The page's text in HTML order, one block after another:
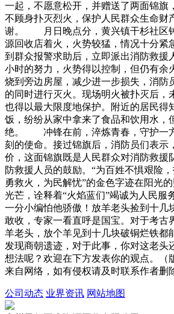
一起，不愿意松开，并赠送了两面锦旗
不顾身扑灭烈火，保护人民群众生命财
谢。 月日晚点分，黄兴镇干杉社区
源回收店着火，火势较猛，情况十分紧
到群众报警求助后，立即派出消防救援
小时的努力，火势得以控制，但仍有余
烧到旁边房屋，减少进一步损失，消防
的同时进行灭火。现场明火被扑灭后，
也得以最大限度地保护。附近的居民得
饭，纷纷从家中拿来了食品和饮用水，
绝。 冲锋在前，淬炼青春，守护一
刻的使命。接过锦旗后，消防员们表示
价，这面锦旗既是人民群众对消防救援
防救援人员的鼓励。“为百姓不惧艰险
勇救火，为民解忧”的金色字迹在阳光
光芒，诠释着“火焰蓝们”竭诚为人民服
一分小编怕他骄傲！放羊老头捡到十几
敢收，专家一看直呼是国宝。对于考古
羊老头，放个羊见到十几块破铜烂铁都
发现商朝遗迹，对于此事，你对这老头
想法呢？欢迎在下方发表你的观点。（
来自网络，如有侵权请及时联系作者删
公司动态 业界资讯 网站地图